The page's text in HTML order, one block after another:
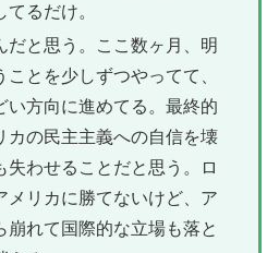
るだけ。
だと思う。ここ数ヶ月、明
ことを少しずつやってて、
い方向に進めてる。最終的
カの民主主義への自信を壊
失わせることだと思う。ロ
メリカに勝てないけど、ア
崩れて国際的な立場も落と